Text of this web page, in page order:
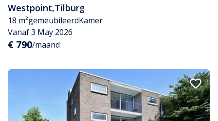
Westpoint,Tilburg
18 m²gemeubileerdKamer
Vanaf 3 May 2026
€ 790/maand